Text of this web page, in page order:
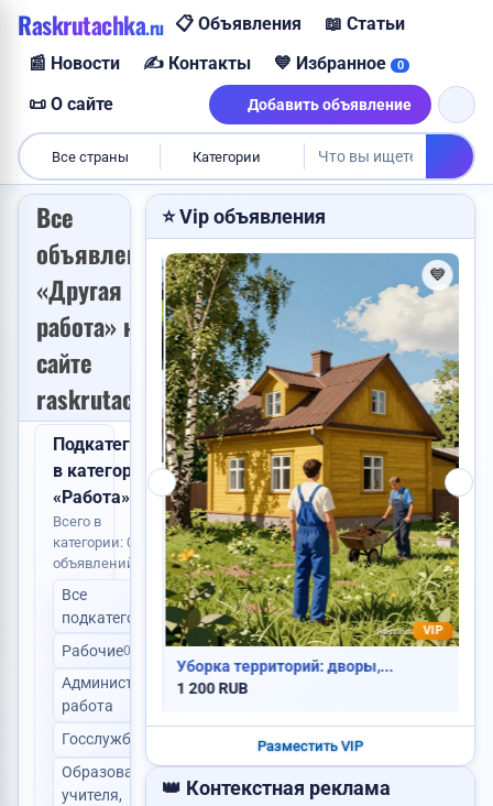
Куплю авто
Продам авто
Продам дом
Сниму квартиру
Сдам квартиру
Требуется логист
Сделаю сайт
Продам картошку
Найден паспорт
Пропали ключи
Куплю корову
Продам корову
Услуги каменщика
Пропала собака
Raskrutachka.ru 📋 Объявления
📖 Статьи
📰 Новости
✍️ Контакты 💙 Избранное 0
📜 О сайте Добавить объявление
Все страны Категории
Все
объявления
«Другая
работа» на
сайте
raskrutachka.ru
Подкатегории
в категории
«Работа»
Всего в
категории: 0
объявлений
Все
подкатегории
0
Рабочие0
Административная
работа
0
Госслужба
Образование,
учителя,
0
⭐ Vip объявления
VIP
Китая во...
VIP
💙
Уборка территорий: дворы,...
1 200 RUB
Разместить VIP
👑 Контекстная реклама